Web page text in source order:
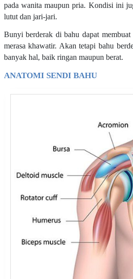
pada wanita maupun pria. Kondisi ini
lutut dan jari-jari.
Bunyi berderak di bahu dapat
merasa khawatir. Akan tetapi bahu
banyak hal, baik ringan maupun berat.
ANATOMI SENDI BAHU